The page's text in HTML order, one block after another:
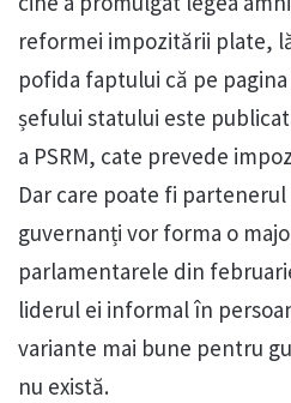
reformei impozitării plate,
pofida faptului că pe
șefului statului este
a PSRM, cate prevede
Dar care poate fi partenerul
guvernanți vor forma o
parlamentarele din
liderul ei informal în
variante mai bune pentru
nu există.